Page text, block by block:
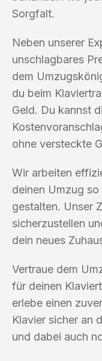
Sorgfalt.
Neben unserer
unschlagbares
dem
du beim
Geld. Du kannst
ohne versteckte
Wir arbeiten
deinen Umzug
gestalten. Unser
sicherzustellen
dein neues
Vertraue dem
für deinen
erlebe einen
Klavier sicher an
und dabei auch